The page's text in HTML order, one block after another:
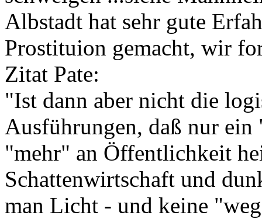
Albstadt hat sehr gute
Prostituion gemacht, wir
Zitat Pate:
"Ist dann aber nicht die
Ausführungen, daß nur ein
"mehr" an Öffentlichkeit
Schattenwirtschaft und
man Licht - und keine